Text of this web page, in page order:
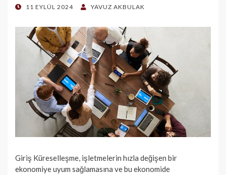
POSTED
11 EYLÜL 2024 YAVUZ AKBULAK
Giriş Küreselleşme, işletmelerin hızla değişen bir
ekonomiye uyum sağlamasına ve bu ekonomide